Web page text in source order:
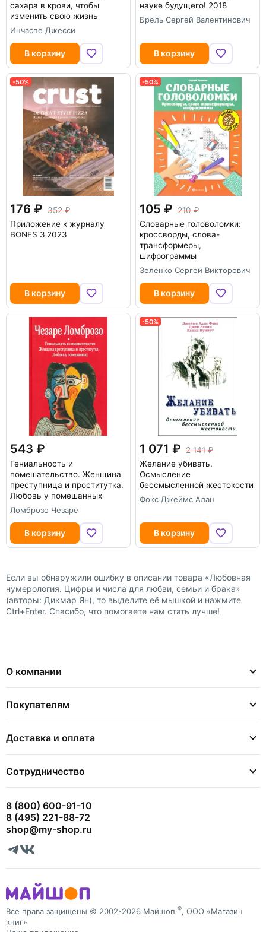
сахара в крови, чтобы
изменить свою жизнь
Инчаспе Джесси
В корзину
науке будущего! 2018
Брель Сергей Валентинович
В корзину
-50%
176
352
Приложение к журналу
BONES 3'2023
В корзину
-50%
-50%
105
210
Словарные головоломки:
кроссворды, слова-
трансформеры,
шифрограммы
Зеленко Сергей Викторович
В корзину
543
Гениальность и
помешательство. Женщина
преступница и проститутка.
Любовь у помешанных
Ломброзо Чезаре
В корзину
-50%
1 071
2 141
Желание убивать.
Осмысление
бессмысленной жестокости
Фокс Джеймс Алан
В корзину
Если вы обнаружили ошибку в описании товара «Любовная
нумерология. Цифры и числа для любви, семьи и брака»
(авторы: Дикмар Ян), то выделите её мышкой и нажмите
Ctrl+Enter. Спасибо, что помогаете нам стать лучше!
О компании
Покупателям
Доставка и оплата
Сотрудничество
8 (800) 600-91-10
8 (495) 221-88-72
shop@my-shop.ru
Все права защищены © 2002-2026 Майшоп ®, ООО «Магазин
книг»